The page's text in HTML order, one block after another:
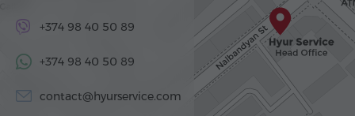
+374 98 40 50 89
+374 98 40 50 89
contact@hyurservice.com